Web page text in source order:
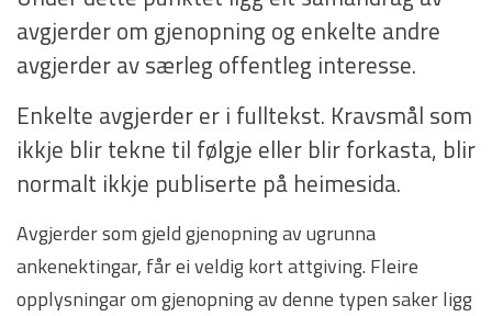
avgjerder om gjenopning og enkelte andre
avgjerder av særleg offentleg interesse.
Enkelte avgjerder er i fulltekst. Kravsmål som
ikkje blir tekne til følgje eller blir forkasta, blir
normalt ikkje publiserte på heimesida.
Avgjerder som gjeld gjenopning av ugrunna
ankenektingar, får ei veldig kort attgiving. Fleire
opplysningar om gjenopning av denne typen saker ligg